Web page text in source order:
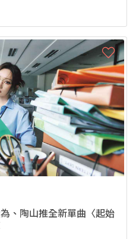
、陶山推全新單曲〈起始